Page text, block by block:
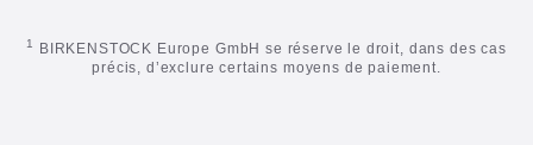
1
BIRKENSTOCK Europe GmbH se réserve le droit, dans des cas
précis, d’exclure certains moyens de paiement.